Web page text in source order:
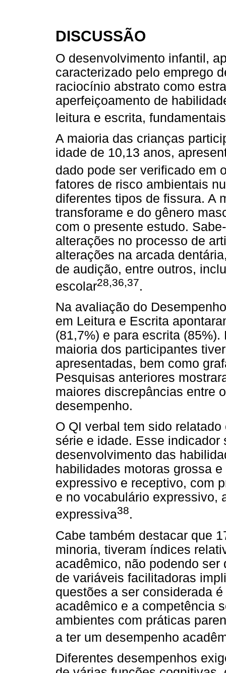
DISCUSSÃO
O desenvolvimento infantil,
caracterizado pelo emprego
raciocínio abstrato como
aperfeiçoamento de
leitura e escrita,
A maioria das crianças
idade de 10,13 anos,
dado pode ser verificado em
fatores de risco ambientais
diferentes tipos de fissura. A
transforame e do gênero
com o presente estudo.
alterações no processo de
alterações na arcada
de audição, entre outros,
escolar28,36,37.
Na avaliação do
em Leitura e Escrita
(81,7%) e para escrita
maioria dos participantes
apresentadas, bem como
Pesquisas anteriores
maiores discrepâncias entre
desempenho.
O QI verbal tem sido
série e idade. Esse indicador
desenvolvimento das
habilidades motoras grossa
expressivo e receptivo, com
e no vocabulário expressivo,
expressiva38.
Cabe também destacar que
minoria, tiveram índices
acadêmico, não podendo
de variáveis facilitadoras
questões a ser considerada
acadêmico e a competência
ambientes com práticas
a ter um desempenho
Diferentes desempenhos